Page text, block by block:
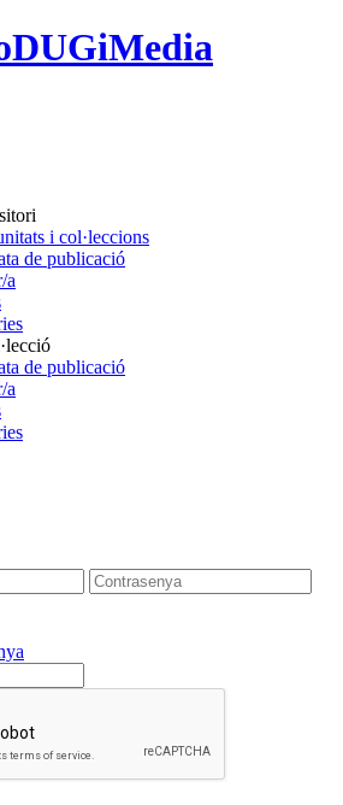
DUGiMedia
i col·leccions
de publicació
a
de publicació
a